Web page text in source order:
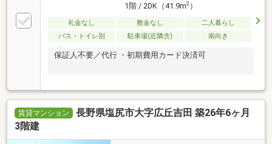
1階 / 2DK（41.9m2）
礼金なし 敷金なし
二人暮らし
バス・トイレ別
駐車場(近隣含) 南向き
保証人不要／代行 ・初期費用カード決済可
賃貸マンション
長野県塩尻市大字広丘吉田 築26年6ヶ月
3階建